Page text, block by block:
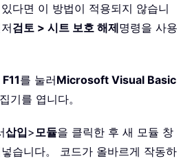
다면 이 방법이 적용되지 않습니
검토 > 시트 보호 해제명령을 사용
를 눌러Microsoft Visual Basic
기를 엽니다。
삽입>모듈을 클릭한 후 새 모듈 창
습니다。 코드가 올바르게 작동하